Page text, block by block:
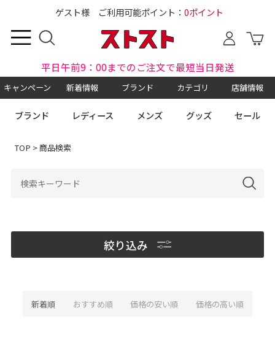
ゲスト様 ご利用可能ポイント： 0ポイント
平日午前9：00までのご注文で最短当日発送
キャンペーン 新着情報 ブランド カテゴリ 店舗情報
ブランド レディース メンズ グッズ セール
TOP > 商品検索
絞り込み
新着順 おすすめ順 価格の安い順 価格の高い順